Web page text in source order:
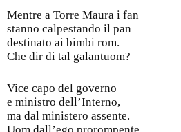
Mentre a Torre Maura i fan
stanno calpestando il pan
destinato ai bimbi rom.
Che dir di tal galantuom?
Vice capo del governo
e ministro dell’Interno,
ma dal ministero assente.